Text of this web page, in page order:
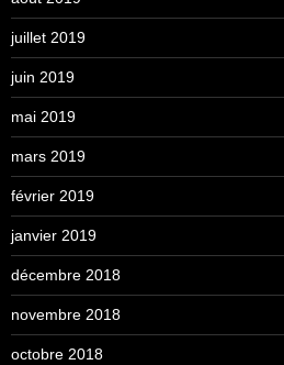
juillet 2019
juin 2019
mai 2019
mars 2019
février 2019
janvier 2019
décembre 2018
novembre 2018
octobre 2018